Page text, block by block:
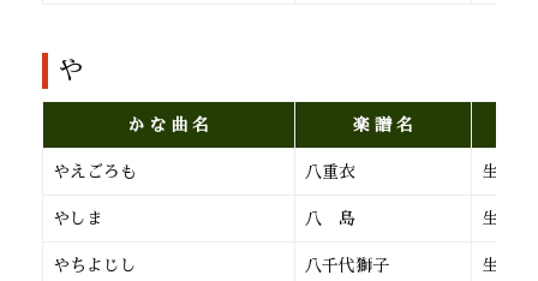
や
か な 曲 名 楽 譜 名
やえごろも 八重衣 生田流
やしま 八 島 生田流
やちよじし 八千代獅子 生田流